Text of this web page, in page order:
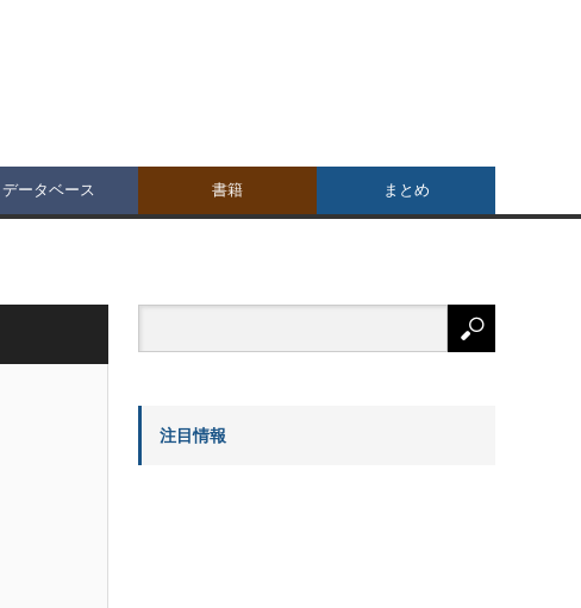
データベース 書籍 まとめ
注目情報